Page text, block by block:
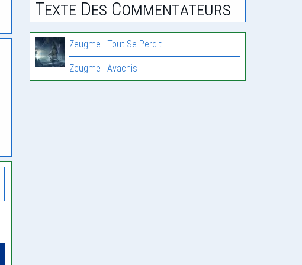
Texte Des Commentateurs
Zeugme : Tout Se Perdit
Zeugme : Avachis